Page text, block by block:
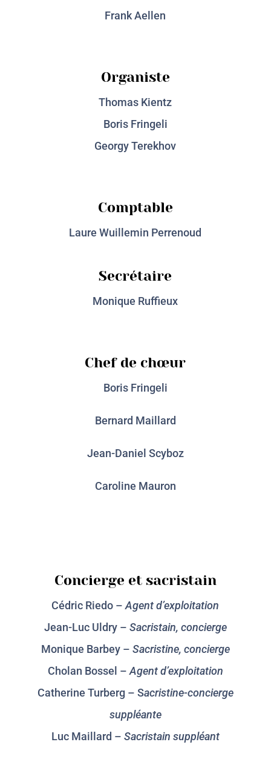
Frank Aellen
Organiste
Thomas Kientz
Boris Fringeli
Georgy Terekhov
Comptable
Laure Wuillemin Perrenoud
Secrétaire
Monique Ruffieux
Chef de chœur
Boris Fringeli
Bernard Maillard
Jean-Daniel Scyboz
Caroline Mauron
Concierge et sacristain
Cédric Riedo –Agent d’exploitation
Jean-Luc Uldry – Sacristain, concierge
Monique Barbey – Sacristine, concierge
Cholan Bossel – Agent d’exploitation
Catherine Turberg – Sacristine-concierge
suppléante
Luc Maillard – Sacristain suppléant